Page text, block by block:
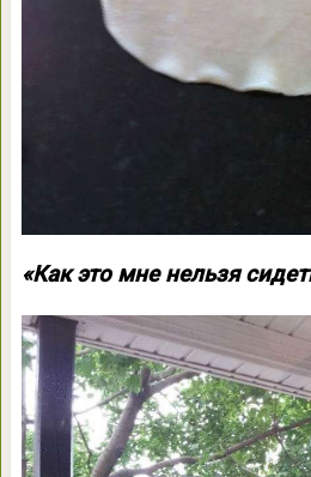
«Как это мне нельзя